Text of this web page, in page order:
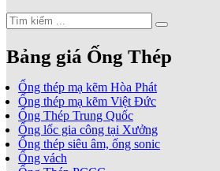
Bảng giá Ống Thép
Ống thép mạ kẽm Hòa Phát
Ống thép mạ kẽm Việt Đức
Ống Thép Trung Quốc
Ống lốc gia công tại Xưởng
Ống thép siêu âm, ống sonic
Ống vách